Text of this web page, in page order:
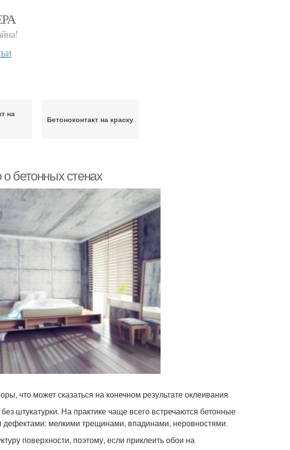
на
Бетоноконтакт на краску
бетонных стенах
что может сказаться на конечном результате оклеивания
штукатурки. На практике чаще всего встречаются бетонные
мелкими трещинами, впадинами, неровностями.
поверхности, поэтому, если приклеить обои на